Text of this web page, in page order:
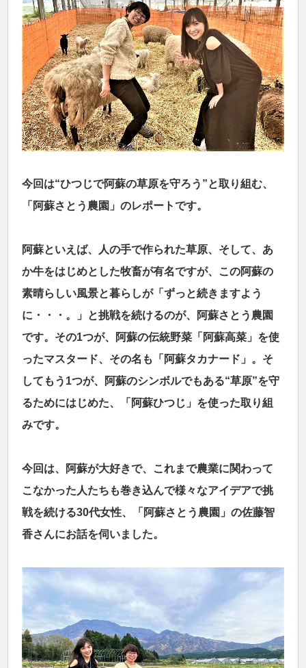
今回は“ひつじで阿蘇の草原を守ろう”と取り組む、
「阿蘇さとう農園」のレポートです。
阿蘇といえば、人の手で作られた草原、そして、あ
か牛をはじめとした牧畜が有名ですが、この阿蘇の
素晴らしい風景と暮らしが「ずっと続きますよう
に・・・。」と挑戦を続けるのが、阿蘇さとう農園
です。その1つが、阿蘇の伝統野菜「阿蘇高菜」を使
ったマスタード、その名も「阿蘇タカナード」。そ
してもう1つが、阿蘇のシンボルでもある“草原”を守
るためにはじめた、「阿蘇ひつじ」を使った取り組
みです。
今回は、阿蘇が大好きで、これまで農業に関わって
こなかった人たちも巻き込んで様々なアイデアで挑
戦を続ける30代女性、「阿蘇さとう農園」の佐藤智
香さんにお話を伺いました。